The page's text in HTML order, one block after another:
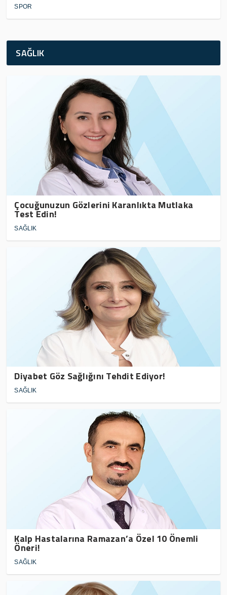
SPOR
SAĞLIK
Çocuğunuzun Gözlerini Karanlıkta Mutlaka
Test Edin!
SAĞLIK
Diyabet Göz Sağlığını Tehdit Ediyor!
SAĞLIK
Kalp Hastalarına Ramazan’a Özel 10 Önemli
Öneri!
SAĞLIK